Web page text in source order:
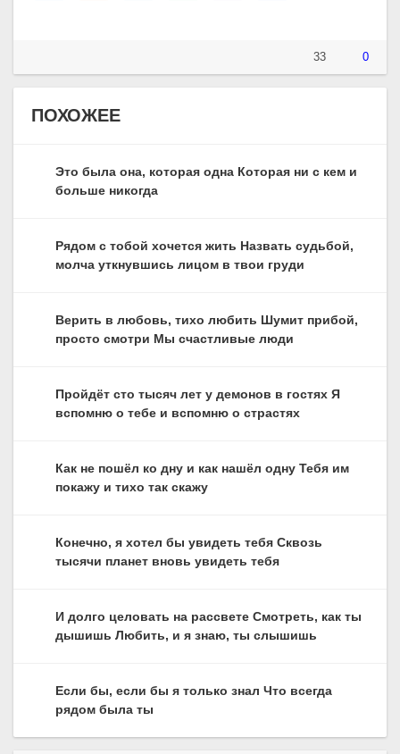
33 0
ПОХОЖЕЕ
Это была она, которая одна Которая ни с кем и
больше никогда
Рядом с тобой хочется жить Назвать судьбой,
молча уткнувшись лицом в твои груди
Верить в любовь, тихо любить Шумит прибой,
просто смотри Мы счастливые люди
Пройдёт сто тысяч лет у демонов в гостях Я
вспомню о тебе и вспомню о страстях
Как не пошёл ко дну и как нашёл одну Тебя им
покажу и тихо так скажу
Конечно, я хотел бы увидеть тебя Сквозь
тысячи планет вновь увидеть тебя
И долго целовать на рассвете Смотреть, как ты
дышишь Любить, и я знаю, ты слышишь
Если бы, если бы я только знал Что всегда
рядом была ты